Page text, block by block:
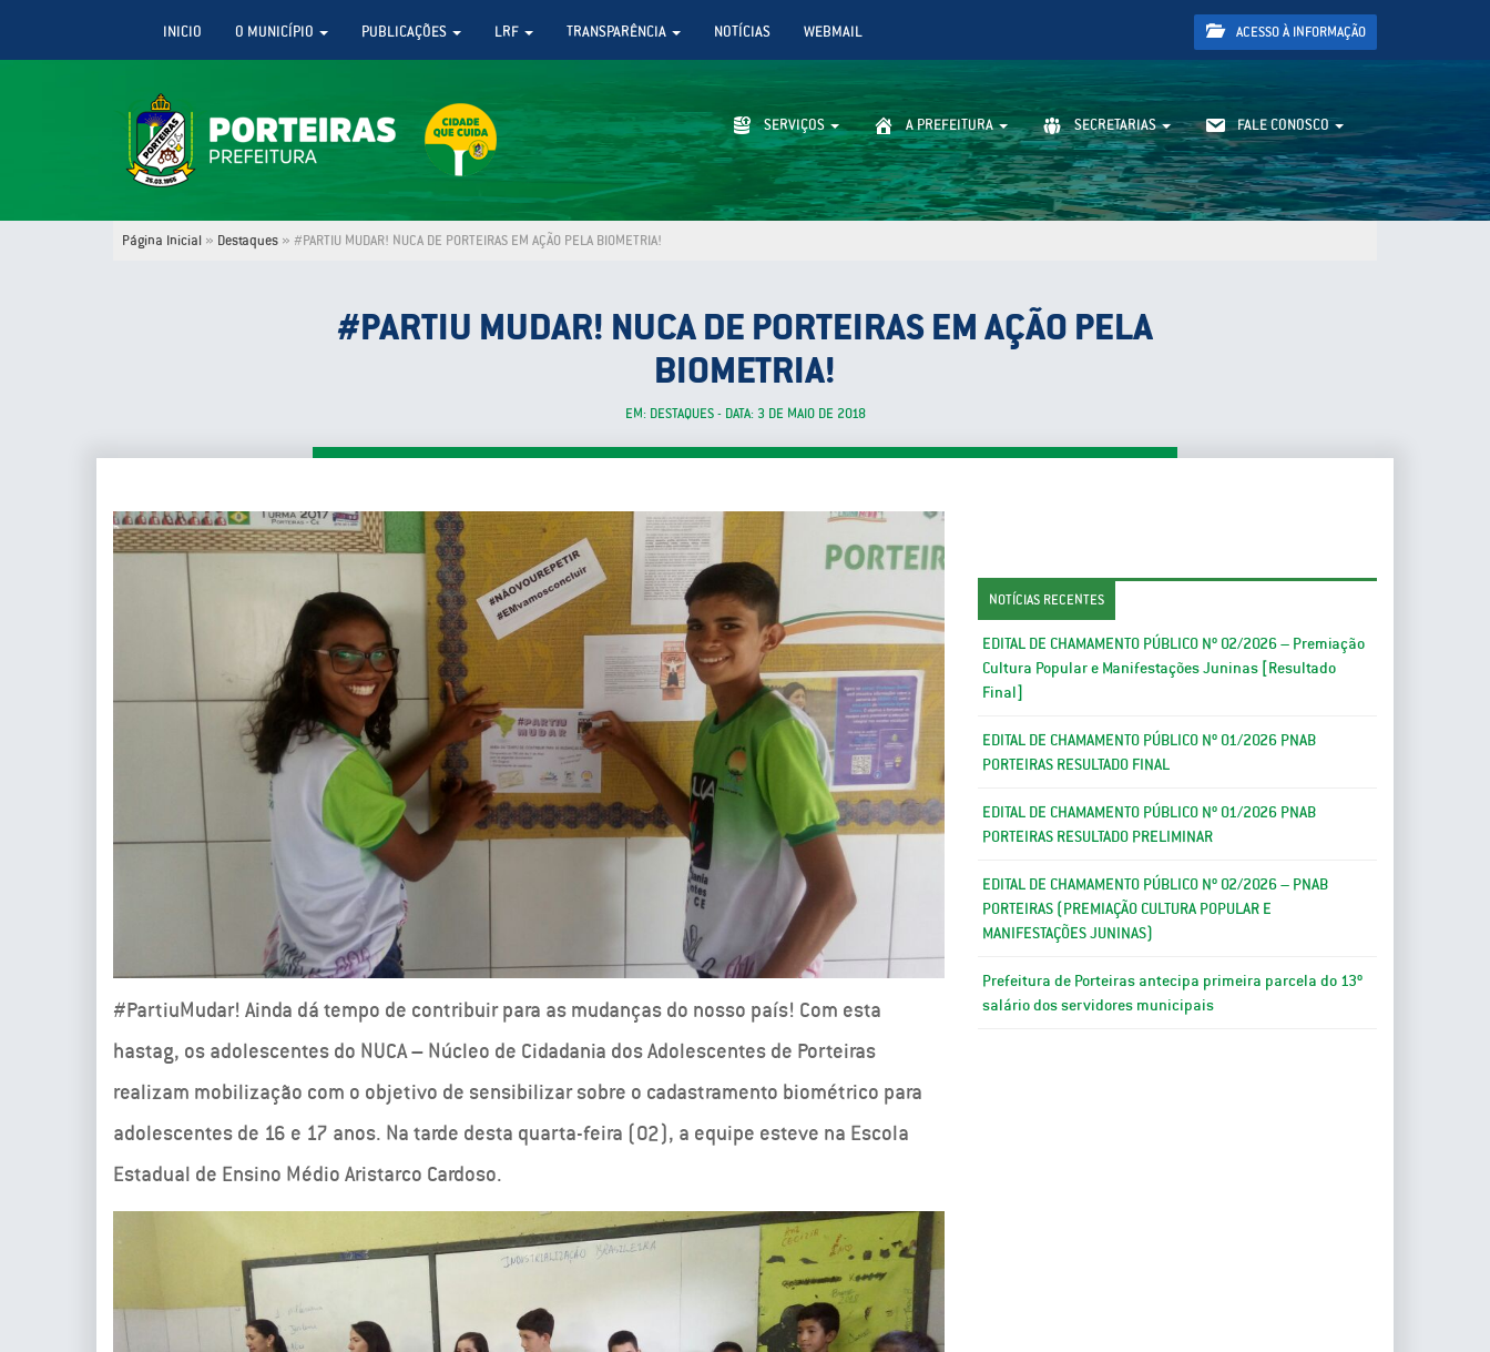
INICIO O MUNICÍPIO PUBLICAÇÕES LRF TRANSPARÊNCIA NOTÍCIAS WEBMAIL ACESSO À INFORMAÇÃO
SERVIÇOS A PREFEITURA SECRETARIAS FALE CONOSCO
Página Inicial » Destaques » #PARTIU MUDAR! NUCA DE PORTEIRAS EM AÇÃO PELA BIOMETRIA!
#PARTIU MUDAR! NUCA DE PORTEIRAS EM AÇÃO PELA
BIOMETRIA!
EM: DESTAQUES - DATA: 3 DE MAIO DE 2018
#PartiuMudar! Ainda dá tempo de contribuir para as mudanças do nosso país! Com esta
hastag, os adolescentes do NUCA – Núcleo de Cidadania dos Adolescentes de Porteiras
realizam mobilização com o objetivo de sensibilizar sobre o cadastramento biométrico para
adolescentes de 16 e 17 anos. Na tarde desta quarta-feira (02), a equipe esteve na Escola
Estadual de Ensino Médio Aristarco Cardoso.
NOTÍCIAS RECENTES
EDITAL DE CHAMAMENTO PÚBLICO Nº 02/2026 – Premiação
Cultura Popular e Manifestações Juninas [Resultado
Final]
EDITAL DE CHAMAMENTO PÚBLICO Nº 01/2026 PNAB
PORTEIRAS RESULTADO FINAL
EDITAL DE CHAMAMENTO PÚBLICO Nº 01/2026 PNAB
PORTEIRAS RESULTADO PRELIMINAR
EDITAL DE CHAMAMENTO PÚBLICO Nº 02/2026 – PNAB
PORTEIRAS (PREMIAÇÃO CULTURA POPULAR E
MANIFESTAÇÕES JUNINAS)
Prefeitura de Porteiras antecipa primeira parcela do 13º
salário dos servidores municipais